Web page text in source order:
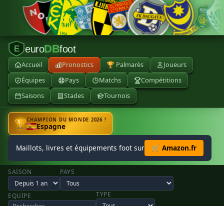
E euroDBfoot
Accueil Pronostics 🏆 Palmarès
Joueurs
Équipes
Pays Matchs
Compétitions
Saisons
Stades Tournois
🏆CHAMPION DU MONDE 2026 !
Espagne
Maillots, livres et équipements foot sur 🛒 Amazon.fr
SAISON PAYS
EQUIPE TYPE